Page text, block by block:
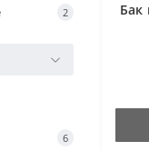
2
6
Бак